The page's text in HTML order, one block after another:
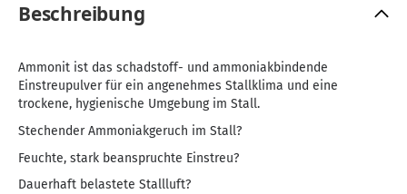
Beschreibung
Ammonit ist das schadstoff- und ammoniakbindende
Einstreupulver für ein angenehmes Stallklima und eine
trockene, hygienische Umgebung im Stall.
Stechender Ammoniakgeruch im Stall?
Feuchte, stark beanspruchte Einstreu?
Dauerhaft belastete Stallluft?